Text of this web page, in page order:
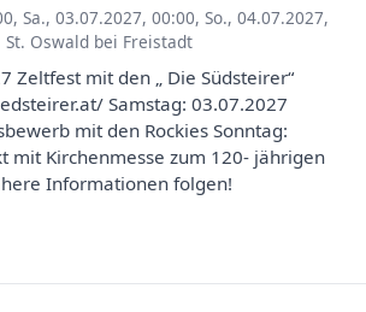
, Sa., 03.07.2027, 00:00, So., 04.07.2027,
St. Oswald bei Freistadt
Zeltfest mit den „ Die Südsteirer“
Samstag: 03.07.2027
mit den Rockies Sonntag:
mit Kirchenmesse zum 120- jährigen
Informationen folgen!